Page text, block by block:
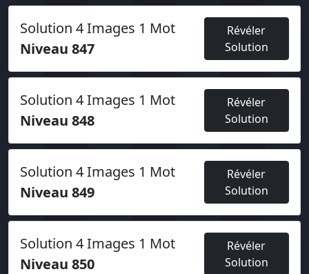
Solution 4 Images 1 Mot
Niveau 847
Révéler
Solution
Solution 4 Images 1 Mot
Niveau 848
Révéler
Solution
Solution 4 Images 1 Mot
Niveau 849
Révéler
Solution
Solution 4 Images 1 Mot
Niveau 850
Révéler
Solution